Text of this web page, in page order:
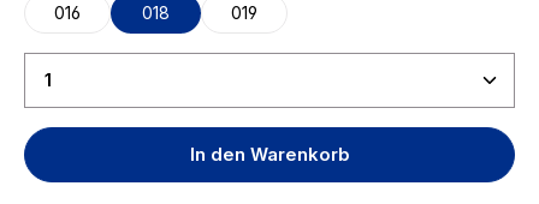
016
018 019
Produkt Anzahl: Gib den gewünschten Wert ein
In den Warenkorb